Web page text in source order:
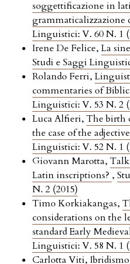
soggettificazione in
grammaticalizzazione
Linguistici: V. 60 N. 1
Irene De Felice, La
Studi e Saggi
Rolando Ferri,
commentaries of
Linguistici: V. 53 N. 2
Luca Alfieri, The birth
the case of the
Linguistici: V. 52 N. 1
Giovann Marotta,
Latin inscriptions? ,
N. 2 (2015)
Timo Korkiakangas,
considerations on the
standard Early
Linguistici: V. 58 N. 1
Carlotta Viti, Ibridismo